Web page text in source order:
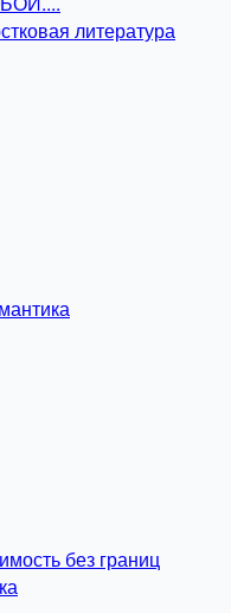
литература
без границ